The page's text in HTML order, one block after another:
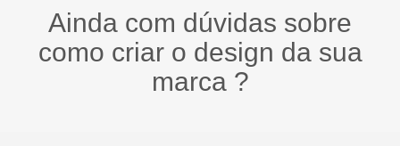
Ainda com dúvidas sobre
como criar o design da sua
marca ?